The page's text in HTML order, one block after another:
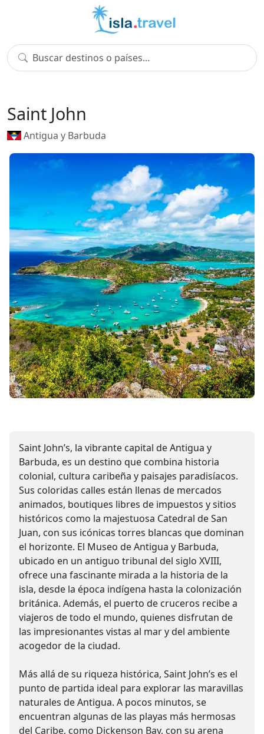
Saint John
Antigua y Barbuda
Saint John’s, la vibrante capital de Antigua y
Barbuda, es un destino que combina historia
colonial, cultura caribeña y paisajes paradisíacos.
Sus coloridas calles están llenas de mercados
animados, boutiques libres de impuestos y sitios
históricos como la majestuosa Catedral de San
Juan, con sus icónicas torres blancas que dominan
el horizonte. El Museo de Antigua y Barbuda,
ubicado en un antiguo tribunal del siglo XVIII,
ofrece una fascinante mirada a la historia de la
isla, desde la época indígena hasta la colonización
británica. Además, el puerto de cruceros recibe a
viajeros de todo el mundo, quienes disfrutan de
las impresionantes vistas al mar y del ambiente
acogedor de la ciudad.
Más allá de su riqueza histórica, Saint John’s es el
punto de partida ideal para explorar las maravillas
naturales de Antigua. A pocos minutos, se
encuentran algunas de las playas más hermosas
del Caribe, como Dickenson Bay, con su arena